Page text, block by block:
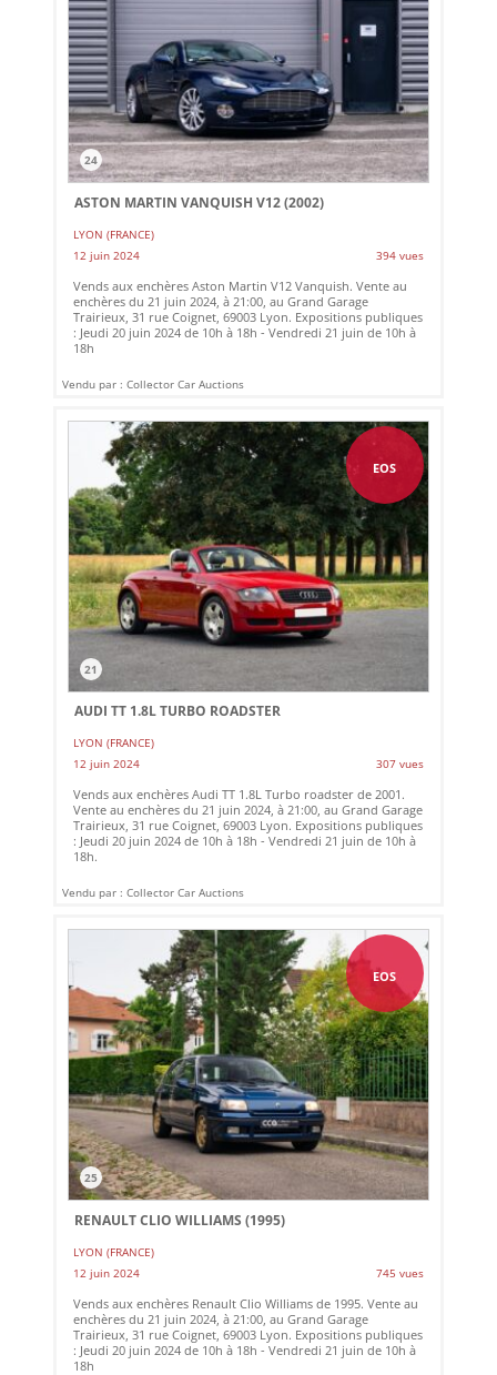
24
ASTON MARTIN VANQUISH V12 (2002)
LYON (FRANCE)
12 juin 2024
394 vues
Vends aux enchères Aston Martin V12 Vanquish. Vente au
enchères du 21 juin 2024, à 21:00, au Grand Garage
Trairieux, 31 rue Coignet, 69003 Lyon. Expositions publiques
: Jeudi 20 juin 2024 de 10h à 18h - Vendredi 21 juin de 10h à
18h
Vendu par : Collector Car Auctions
EOS
21
AUDI TT 1.8L TURBO ROADSTER
LYON (FRANCE)
12 juin 2024
307 vues
Vends aux enchères Audi TT 1.8L Turbo roadster de 2001.
Vente au enchères du 21 juin 2024, à 21:00, au Grand Garage
Trairieux, 31 rue Coignet, 69003 Lyon. Expositions publiques
: Jeudi 20 juin 2024 de 10h à 18h - Vendredi 21 juin de 10h à
18h.
Vendu par : Collector Car Auctions
EOS
25
RENAULT CLIO WILLIAMS (1995)
LYON (FRANCE)
12 juin 2024
745 vues
Vends aux enchères Renault Clio Williams de 1995. Vente au
enchères du 21 juin 2024, à 21:00, au Grand Garage
Trairieux, 31 rue Coignet, 69003 Lyon. Expositions publiques
: Jeudi 20 juin 2024 de 10h à 18h - Vendredi 21 juin de 10h à
18h